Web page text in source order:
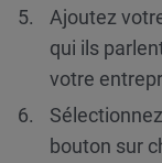
Ajoutez
qui ils
votre
bouton sur